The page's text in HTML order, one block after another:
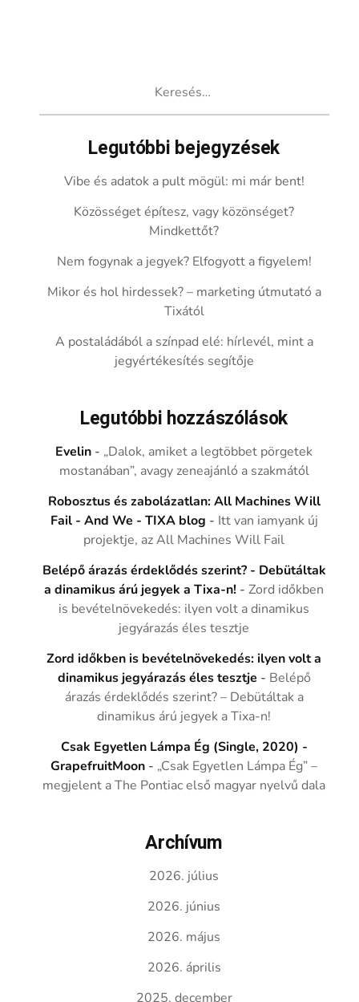
Legutóbbi bejegyzések
Vibe és adatok a pult mögül: mi már bent!
Közösséget építesz, vagy közönséget?
Mindkettőt?
Nem fogynak a jegyek? Elfogyott a figyelem!
Mikor és hol hirdessek? – marketing útmutató a
Tixától
A postaládából a színpad elé: hírlevél, mint a
jegyértékesítés segítője
Legutóbbi hozzászólások
Evelin - „Dalok, amiket a legtöbbet pörgetek
mostanában”, avagy zeneajánló a szakmától
Robosztus és zabolázatlan: All Machines Will
Fail - And We - TIXA blog - Itt van iamyank új
projektje, az All Machines Will Fail
Belépő árazás érdeklődés szerint? - Debütáltak
a dinamikus árú jegyek a Tixa-n! -Zord időkben
is bevételnövekedés: ilyen volt a dinamikus
jegyárazás éles tesztje
Zord időkben is bevételnövekedés: ilyen volt a
dinamikus jegyárazás éles tesztje - Belépő
árazás érdeklődés szerint? – Debütáltak a
dinamikus árú jegyek a Tixa-n!
Csak Egyetlen Lámpa Ég (Single, 2020) -
GrapefruitMoon - „Csak Egyetlen Lámpa Ég” –
megjelent a The Pontiac első magyar nyelvű dala
Archívum
2026. július
2026. június
2026. május
2026. április
2025. december